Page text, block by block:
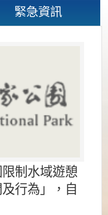
緊急資訊
制水域遊憩
行為」，自